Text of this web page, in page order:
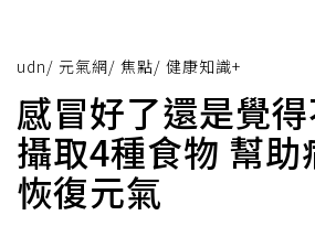
udn/ 元氣網/ 焦點/ 健康知識+
感冒好了還是覺得
攝取4種食物 幫助
恢復元氣